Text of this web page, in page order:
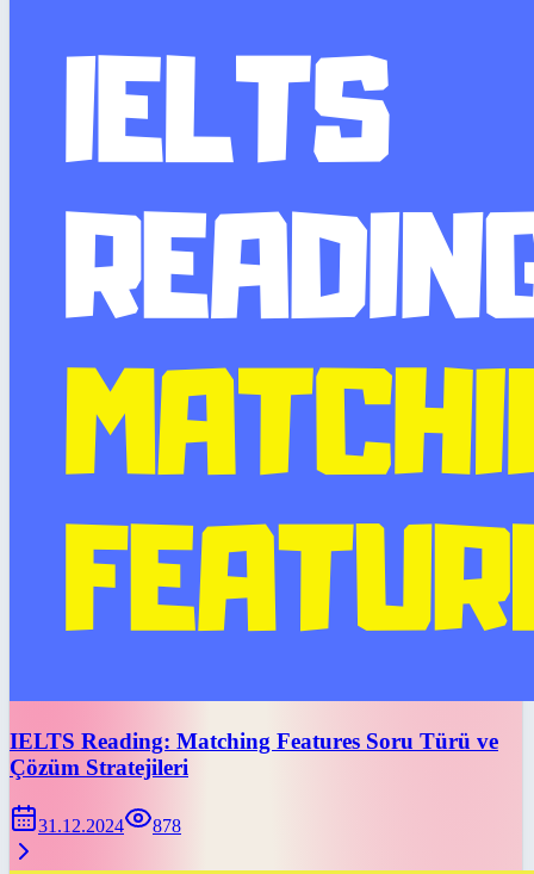
IELTS Reading: Matching Features Soru Türü ve
Çözüm Stratejileri
31.12.2024 878